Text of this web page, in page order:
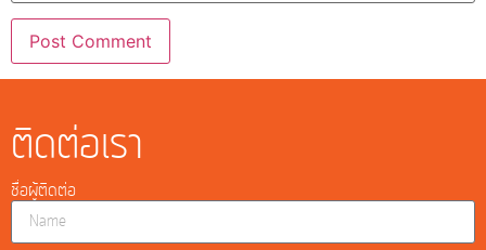
ติดต่อเรา
ชื่อผู้ติดต่อ